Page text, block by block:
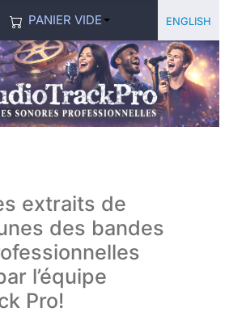
PANIER VIDE English
extraits de
des bandes
l’équipe
Pro!